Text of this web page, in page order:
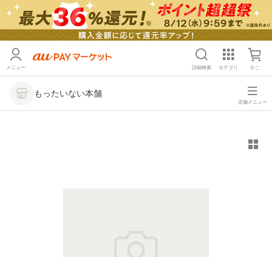
メニュー 詳細検索 カテゴリ かご
もったいない本舗
店舗メニュー